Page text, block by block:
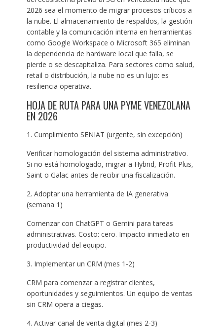
2026 sea el momento de migrar procesos críticos a
la nube. El almacenamiento de respaldos, la gestión
contable y la comunicación interna en herramientas
como Google Workspace o Microsoft 365 eliminan
la dependencia de hardware local que falla, se
pierde o se descapitaliza. Para sectores como salud,
retail o distribución, la nube no es un lujo: es
resiliencia operativa.
HOJA DE RUTA PARA UNA PYME VENEZOLANA
EN 2026
1. Cumplimiento SENIAT (urgente, sin excepción)
Verificar homologación del sistema administrativo.
Si no está homologado, migrar a Hybrid, Profit Plus,
Saint o Galac antes de recibir una fiscalización.
2. Adoptar una herramienta de IA generativa
(semana 1)
Comenzar con ChatGPT o Gemini para tareas
administrativas. Costo: cero. Impacto inmediato en
productividad del equipo.
3. Implementar un CRM (mes 1-2)
CRM para comenzar a registrar clientes,
oportunidades y seguimientos. Un equipo de ventas
sin CRM opera a ciegas.
4. Activar canal de venta digital (mes 2-3)